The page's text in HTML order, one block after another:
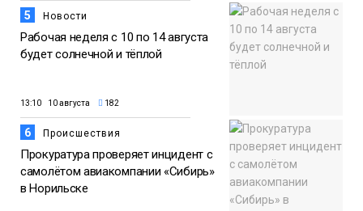
5 Новости
Рабочая неделя с 10 по 14 августа
будет солнечной и тёплой
13:10 10 августа 182
6 Происшествия
Прокуратура проверяет инцидент с
самолётом авиакомпании «Сибирь»
в Норильске